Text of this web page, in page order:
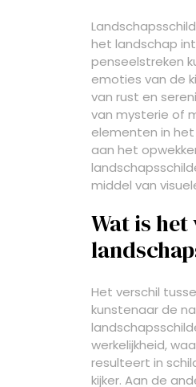
het landschap
penseelstreken
emoties van de
van rust en
van mysterie of
elementen in
aan het
middel van
Wat is
Het verschil
kunstenaar de
werkelijkheid,
resulteert in
kijker. Aan de